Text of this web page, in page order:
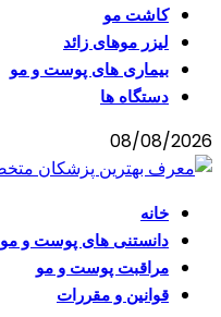
کاشت مو
لیزر موهای زائد
بیماری های پوست و مو
دستگاه ها
08/08/2026
خانه
دانستنی های پوست و مو
مراقبت پوست و مو
قوانین و مقررات